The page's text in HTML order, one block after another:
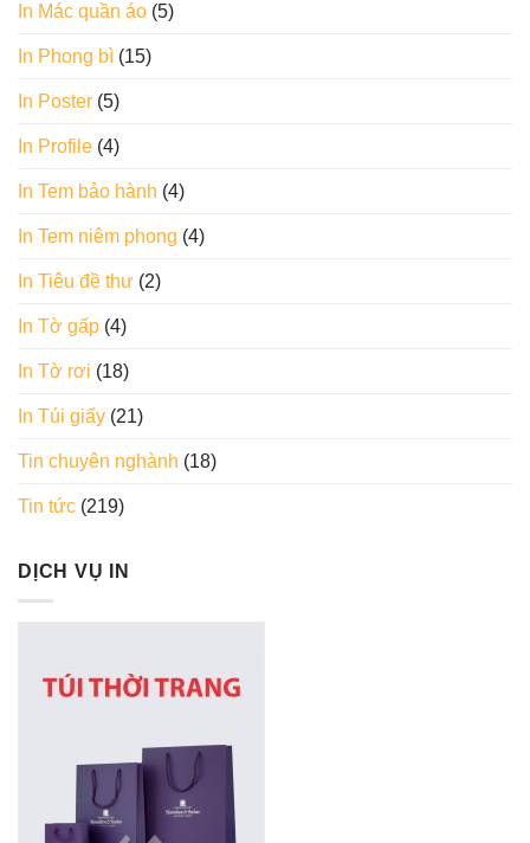
In Mác quần áo (5)
In Phong bì (15)
In Poster (5)
In Profile (4)
In Tem bảo hành (4)
In Tem niêm phong (4)
In Tiêu đề thư (2)
In Tờ gấp (4)
In Tờ rơi (18)
In Túi giấy (21)
Tin chuyên nghành (18)
Tin tức (219)
DỊCH VỤ IN